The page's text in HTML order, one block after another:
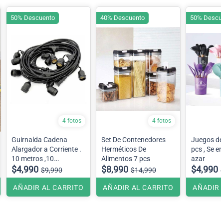
4 fotos
Guirnalda Cadena
Alargador a Corriente .
10 metros ,10
Soquetes.
Terraza , Patio....
$4,990 $9,990
AÑADIR AL CARRITO
50% Descuento
4 fotos
Set De Contenedores
Herméticos De
Alimentos 7 pcs
$8,990 $14,990
AÑADIR AL CARRITO
40% Descuento
Juegos
pcs , Se
azar
$4,990
AÑADIR
50%